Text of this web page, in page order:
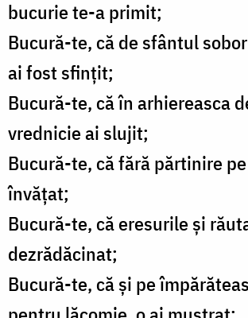
bucurie te-a primit;
Bucură-te, că de sfântul
ai fost sfințit;
Bucură-te, că în arhiereasca
vrednicie ai slujit;
Bucură-te, că fără părtinire
învățat;
Bucură-te, că eresurile și
dezrădăcinat;
Bucură-te, că și pe